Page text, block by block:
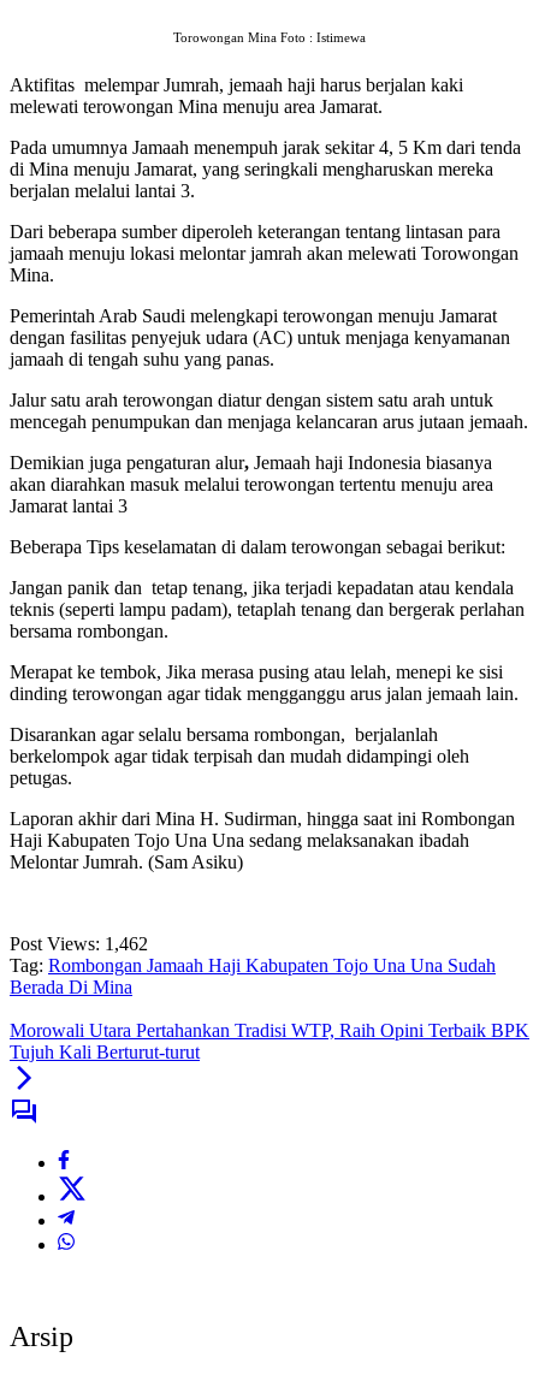
Torowongan Mina Foto : Istimewa
Aktifitas melempar Jumrah, jemaah haji harus berjalan kaki
melewati terowongan Mina menuju area Jamarat.
Pada umumnya Jamaah menempuh jarak sekitar 4, 5 Km dari tenda
di Mina menuju Jamarat, yang seringkali mengharuskan mereka
berjalan melalui lantai 3.
Dari beberapa sumber diperoleh keterangan tentang lintasan para
jamaah menuju lokasi melontar jamrah akan melewati Torowongan
Mina.
Pemerintah Arab Saudi melengkapi terowongan menuju Jamarat
dengan fasilitas penyejuk udara (AC) untuk menjaga kenyamanan
jamaah di tengah suhu yang panas.
Jalur satu arah terowongan diatur dengan sistem satu arah untuk
mencegah penumpukan dan menjaga kelancaran arus jutaan jemaah.
Demikian juga pengaturan alur, Jemaah haji Indonesia biasanya
akan diarahkan masuk melalui terowongan tertentu menuju area
Jamarat lantai 3
Beberapa Tips keselamatan di dalam terowongan sebagai berikut:
Jangan panik dan tetap tenang, jika terjadi kepadatan atau kendala
teknis (seperti lampu padam), tetaplah tenang dan bergerak perlahan
bersama rombongan.
Merapat ke tembok, Jika merasa pusing atau lelah, menepi ke sisi
dinding terowongan agar tidak mengganggu arus jalan jemaah lain.
Disarankan agar selalu bersama rombongan, berjalanlah
berkelompok agar tidak terpisah dan mudah didampingi oleh
petugas.
Laporan akhir dari Mina H. Sudirman, hingga saat ini Rombongan
Haji Kabupaten Tojo Una Una sedang melaksanakan ibadah
Melontar Jumrah. (Sam Asiku)
Post Views: 1,462
Tag: Rombongan Jamaah Haji Kabupaten Tojo Una Una Sudah
Berada Di Mina
Morowali Utara Pertahankan Tradisi WTP, Raih Opini Terbaik BPK
Tujuh Kali Berturut-turut
Arsip